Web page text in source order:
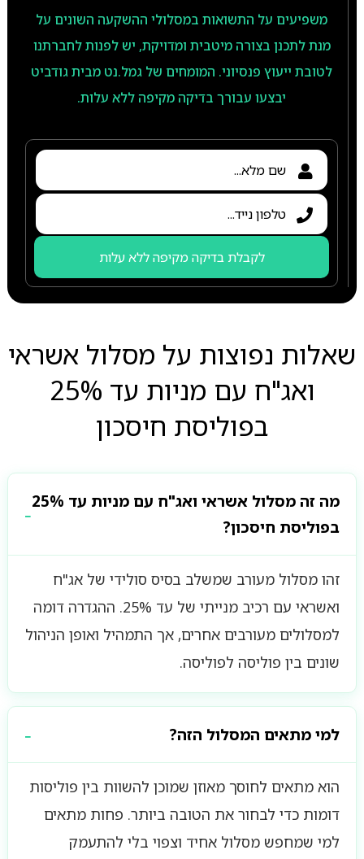
משפיעים על התשואות במסלולי ההשקעה השונים על
מנת לתכנן בצורה מיטבית ומדויקת, יש לפנות לחברתנו
לטובת ייעוץ פנסיוני. המומחים של גמל.נט מבית גודביט
יבצעו עבורך בדיקה מקיפה ללא עלות.
לקבלת בדיקה מקיפה ללא עלות
שאלות נפוצות על מסלול אשראי
ואג"ח עם מניות עד 25%
בפוליסת חיסכון
מה זה מסלול אשראי ואג"ח עם מניות עד 25%
בפוליסת חיסכון?
זהו מסלול מעורב שמשלב בסיס סולידי של אג"ח
ואשראי עם רכיב מנייתי של עד 25%. ההגדרה דומה
למסלולים מעורבים אחרים, אך התמהיל ואופן הניהול
שונים בין פוליסה לפוליסה.
למי מתאים המסלול הזה?
הוא מתאים לחוסך מאוזן שמוכן להשוות בין פוליסות
דומות כדי לבחור את הטובה ביותר. פחות מתאים
למי שמחפש מסלול אחיד וצפוי בלי להתעמק